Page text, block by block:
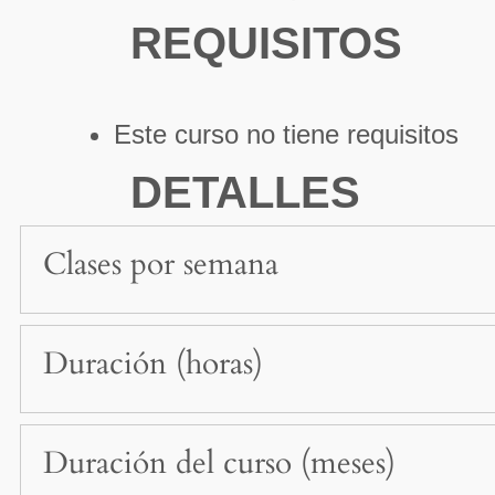
REQUISITOS
Este curso no tiene requisitos
DETALLES
Clases por semana
Duración (horas)
Duración del curso (meses)